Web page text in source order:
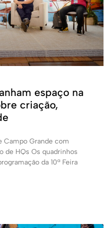
espaço na
criação,
Campo Grande com
de HQs Os quadrinhos
da 10ª Feira